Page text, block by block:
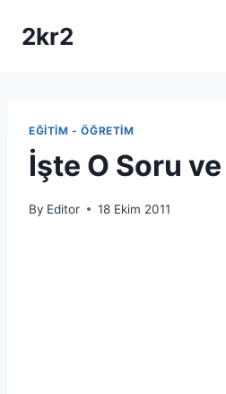
2kr2
EĞITIM - ÖĞRETIM
İşte O Soru ve
By Editor 18 Ekim 2011